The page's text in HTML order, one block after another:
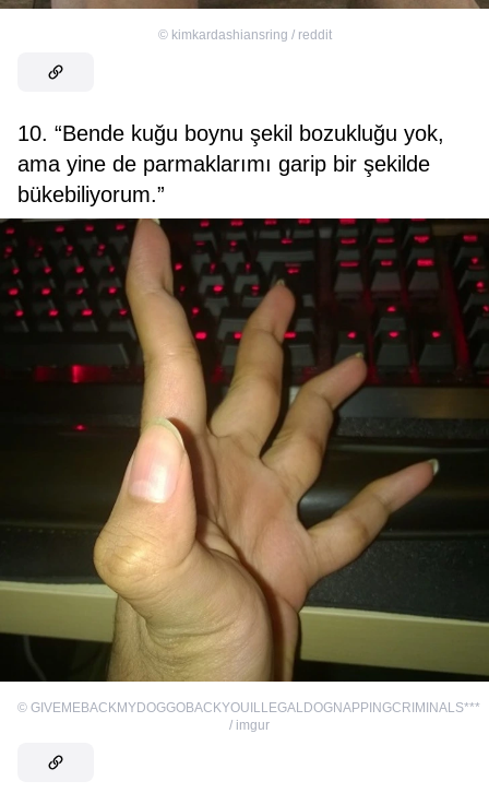
© kimkardashiansring / reddit
10. “Bende kuğu boynu şekil bozukluğu yok,
ama yine de parmaklarımı garip bir şekilde
bükebiliyorum.”
© GIVEMEBACKMYDOGGOBACKYOUILLEGALDOGNAPPINGCRIMINALS***
/ imgur